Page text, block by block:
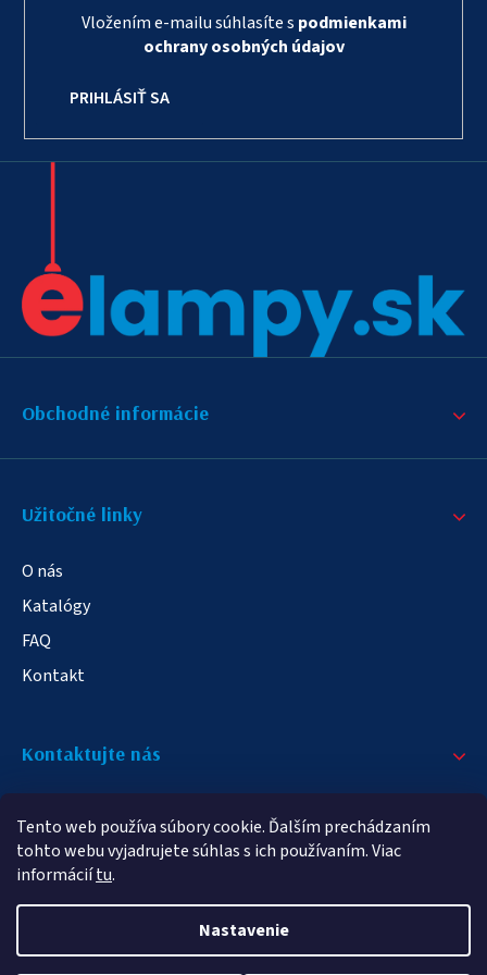
Tento web používa súbory cookie. Ďalším prechádzaním
tohto webu vyjadrujete súhlas s ich používaním. Viac
informáciítu.
Nastavenie
Vložením e-mailu súhlasíte s podmienkami
ochrany osobných údajov
PRIHLÁSIŤ SA
Obchodné informácie
Užitočné linky
O nás
Katalógy
FAQ
Kontakt
Kontaktujte nás
info@elampa.sk
elampy.sk. Všetky práva vyhradené.